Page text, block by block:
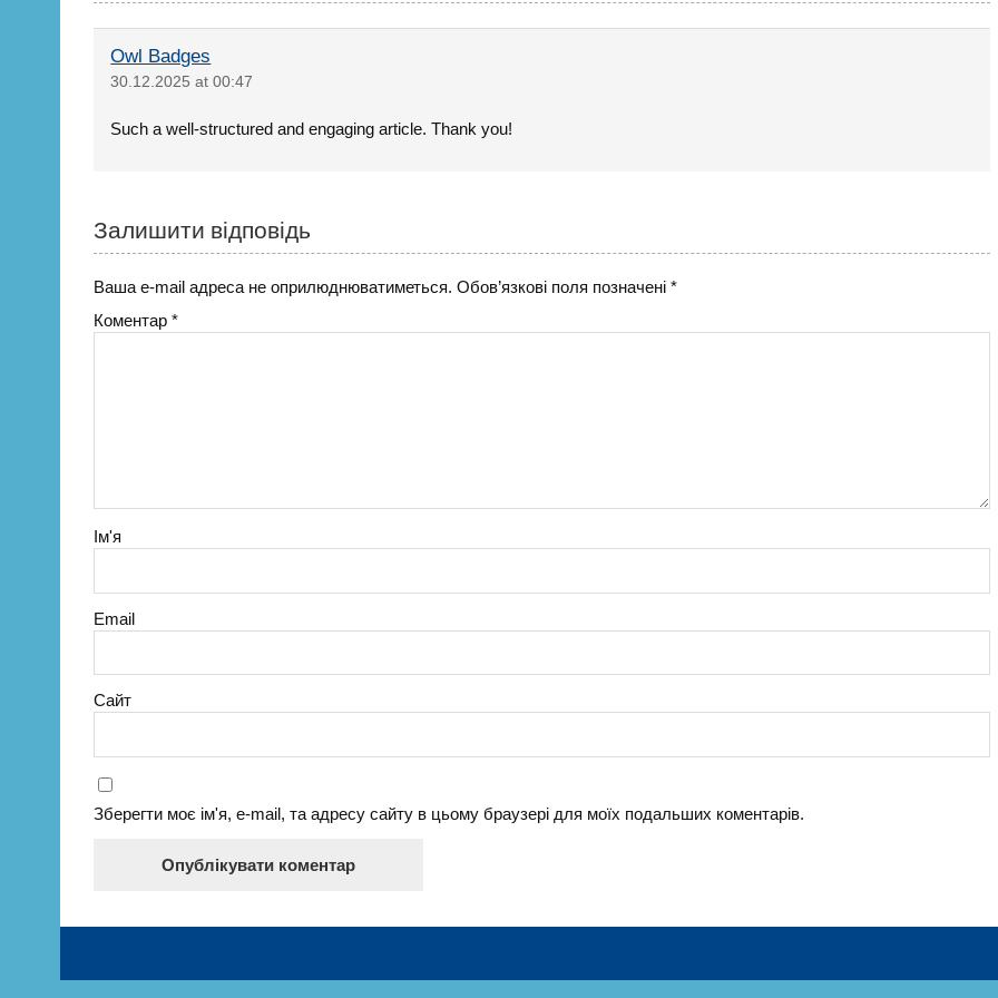
Owl Badges
30.12.2025 at 00:47
Such a well-structured and engaging article. Thank you!
Залишити відповідь
Ваша e-mail адреса не оприлюднюватиметься. Обов’язкові поля позначені*
Коментар*
Ім'я
Email
Сайт
Зберегти моє ім'я, e-mail, та адресу сайту в цьому браузері для моїх подальших коментарів.